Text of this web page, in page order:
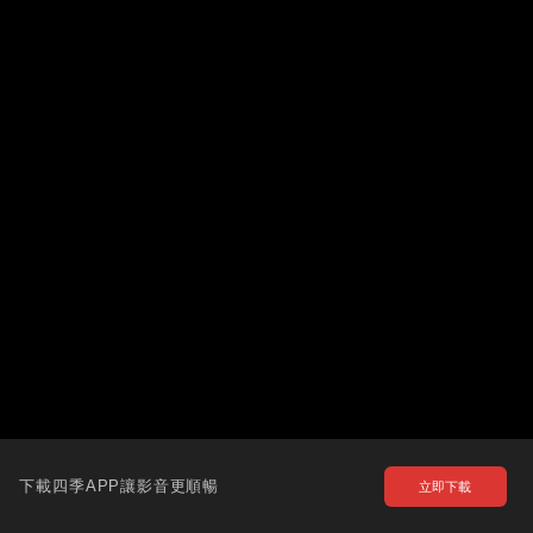
下載四季APP讓影音更順暢 立即下載